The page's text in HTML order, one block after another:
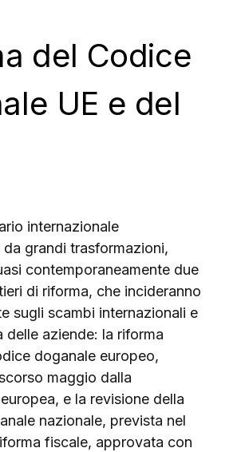
del Codice
UE e del
internazionale
grandi trasformazioni,
contemporaneamente due
di riforma, che incideranno
sugli scambi internazionali e
delle aziende: la riforma
doganale europeo,
maggio dalla
e la revisione della
nazionale, prevista nel
fiscale, approvata con